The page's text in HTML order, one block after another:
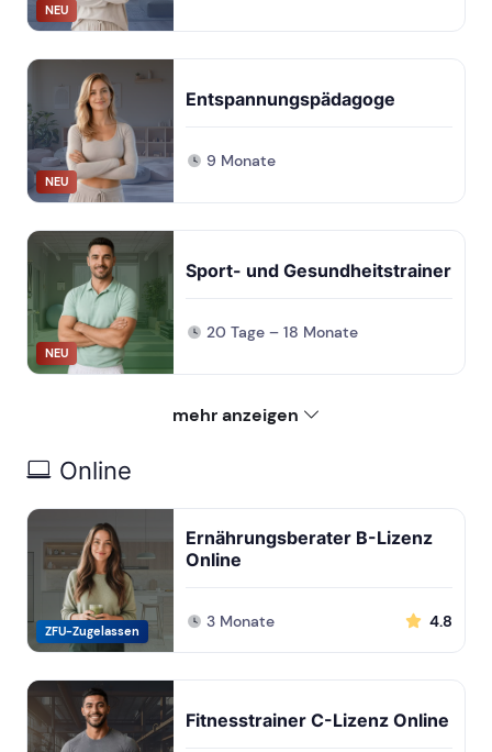
NEU
NEU
Entspannungspädagoge
9 Monate
NEU
Sport- und Gesundheitstrainer
20 Tage – 18 Monate
mehr anzeigen
Online
ZFU-Zugelassen
Ernährungsberater B-Lizenz
Online
3 Monate 4.8
Fitnesstrainer C-Lizenz Online